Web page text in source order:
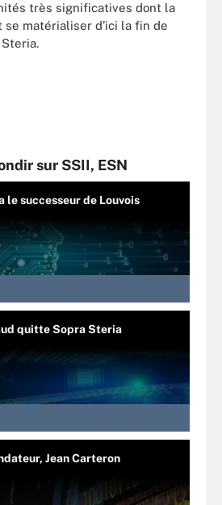
très significatives dont la
matérialiser d’ici la fin de
Steria.
sur SSII, ESN
le successeur de Louvois
quitte Sopra Steria
Jean Carteron